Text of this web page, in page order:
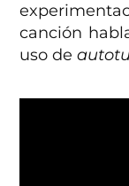
canción
uso de